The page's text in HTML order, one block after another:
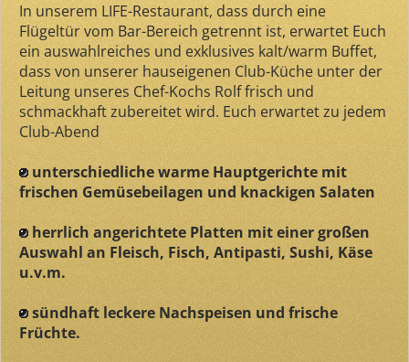
In unserem LIFE-Restaurant, dass durch eine
Flügeltür vom Bar-Bereich getrennt ist, erwartet Euch
ein auswahlreiches und exklusives kalt/warm Buffet,
dass von unserer hauseigenen Club-Küche unter der
Leitung unseres Chef-Kochs Rolf frisch und
schmackhaft zubereitet wird. Euch erwartet zu jedem
Club-Abend
unterschiedliche warme Hauptgerichte mit
frischen Gemüsebeilagen und knackigen Salaten
herrlich angerichtete Platten mit einer großen
Auswahl an Fleisch, Fisch, Antipasti, Sushi, Käse
u.v.m.
sündhaft leckere Nachspeisen und frische
Früchte.